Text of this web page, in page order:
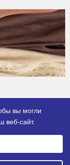
вы могли
веб-сайт.